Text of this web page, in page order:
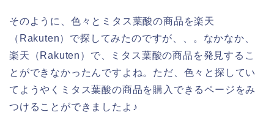
そのように、色々とミタス葉酸の商品を楽天
（Rakuten）で探してみたのですが、、。なかなか、
楽天（Rakuten）で、ミタス葉酸の商品を発見するこ
とができなかったんですよね。ただ、色々と探してい
てようやくミタス葉酸の商品を購入できるページをみ
つけることができましたよ♪